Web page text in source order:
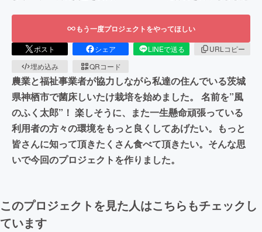
もう一度プロジェクトをやってほしい
ポスト シェア LINEで送る
URLコピー
埋め込み
QRコード
農業と福祉事業者が協力しながら私達の住んでいる茨城
県神栖市で菌床しいたけ栽培を始めました。 名前を”風
のふく太郎”！ 楽しそうに、また一生懸命頑張っている
利用者の方々の環境をもっと良くしてあげたい。もっと
皆さんに知って頂きたくさん食べて頂きたい。そんな思
いで今回のプロジェクトを作りました。
このプロジェクトを見た人はこちらもチェックし
ています